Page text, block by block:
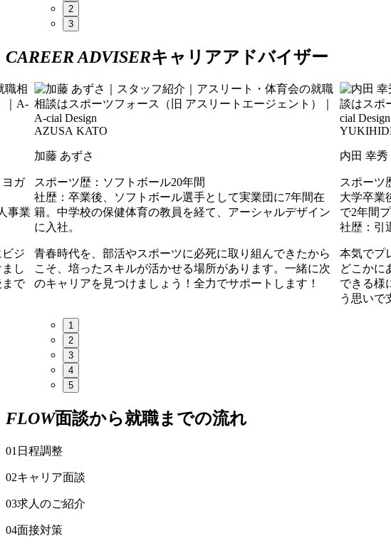
2
3
CAREER ADVISERキャリアアドバイザー
ガ
事業
ジ
し
で
AZUSA KATO
加藤 あずさ
スポーツ歴：ソフトボール20年間
社歴：卒業後、ソフトボール選手として実業団に7年間在
籍。中学校の保健体育の教員を経て、アーシャルデザイン
に入社。
青春時代を、部活やスポーツに必死に取り組んできたから
こそ、培ったスキルが活かせる場所があります。一緒に次
のキャリアを見つけましょう！全力でサポートします！
内田 幸秀
スポーツ
大学卒業
で2年間プ
社歴：引
本気でプ
どこかに
できる様
う思いで
1
2
3
4
5
FLOW面談から就職までの流れ
01 日程調整
02キャリア面談
03求人のご紹介
04面接対策